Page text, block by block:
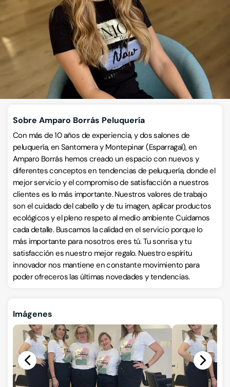
Avenida Castillo de Monteagudo 16, Junto Mercadona
Montepinar, 30163, Murcia, Murcia
VISITAR WEB CÓMO LLEGAR
Llamar ahora
Sobre Amparo Borrás Peluquería
Con más de 10 años de experiencia, y dos salones de
peluquería, en Santomera y Montepinar (Esparragal), en
Amparo Borrás hemos creado un espacio con nuevos y
diferentes conceptos en tendencias de peluquería, donde el
mejor servicio y el compromiso de satisfacción a nuestros
clientes es lo más importante. Nuestros valores de trabajo
son el cuidado del cabello y de tu imagen, aplicar productos
ecológicos y el pleno respeto al medio ambiente Cuidamos
cada detalle. Buscamos la calidad en el servicio porque lo
más importante para nosotros eres tú. Tu sonrisa y tu
satisfacción es nuestro mejor regalo. Nuestro espíritu
innovador nos mantiene en constante movimiento para
poder ofreceros las últimas novedades y tendencias.
Imágenes